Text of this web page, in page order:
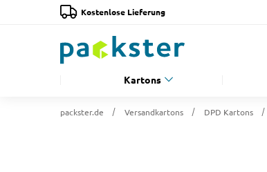
Kostenlose Lieferung
Kartons
packster.de Versandkartons DPD Kartons